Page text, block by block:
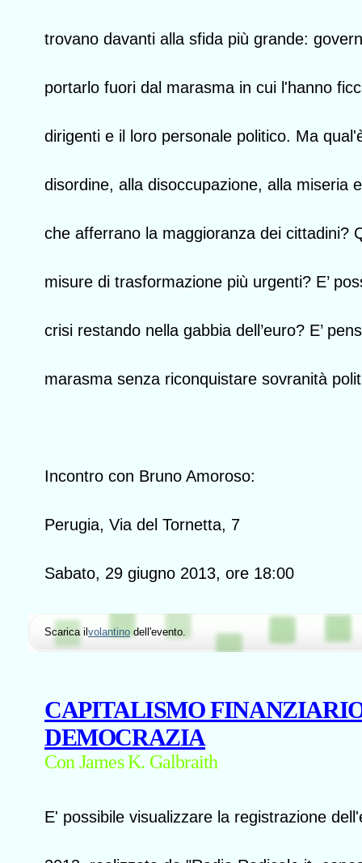
trovano davanti alla sfida più grande:
portarlo fuori dal marasma in cui l'hanno
dirigenti e il loro personale politico. Ma
disordine, alla disoccupazione, alla miseria
che afferrano la maggioranza dei cittadini?
misure di trasformazione più urgenti? E’
crisi restando nella gabbia dell’euro? E’
marasma senza riconquistare sovranità
Incontro con Bruno Amoroso:
Perugia, Via del Tornetta, 7
Sabato, 29 giugno 2013, ore 18:00
Scarica ilvolantino dell'evento.
CAPITALISMO
DEMOCRAZIA
Con James K. Galbraith
E' possibile visualizzare la registrazione